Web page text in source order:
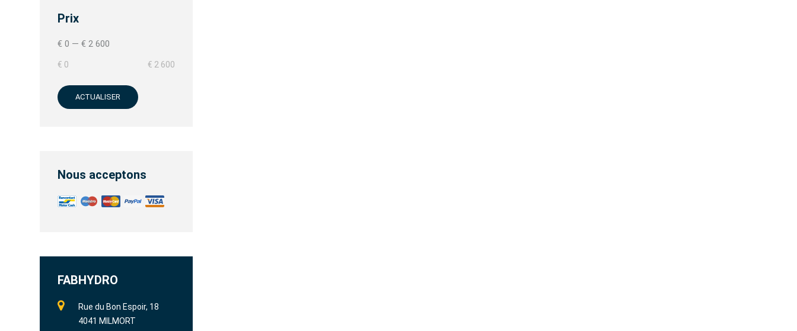
Prix
€ 0 — € 2 600
€ 0 € 2 600
ACTUALISER
Nous acceptons
FABHYDRO
Rue du Bon Espoir, 18
4041 MILMORT